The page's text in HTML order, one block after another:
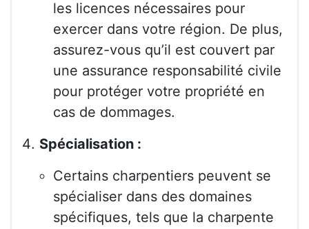
les licences nécessaires pour
exercer dans votre région. De plus,
assurez-vous qu’il est couvert par
une assurance responsabilité civile
pour protéger votre propriété en
cas de dommages.
Spécialisation :
Certains charpentiers peuvent se
spécialiser dans des domaines
spécifiques, tels que la charpente